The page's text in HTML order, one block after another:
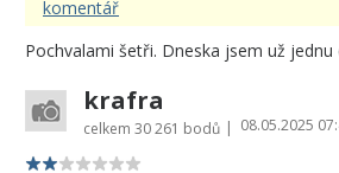
komentář
Pochvalami šetři. Dneska jsem už jednu
krafra
celkem 30 261 bodů | 08.05.2025